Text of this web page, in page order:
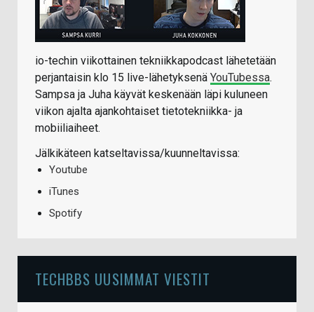
io-techin viikottainen tekniikkapodcast lähetetään
perjantaisin klo 15 live-lähetyksenä YouTubessa.
Sampsa ja Juha käyvät keskenään läpi kuluneen
viikon ajalta ajankohtaiset tietotekniikka- ja
mobiiliaiheet.
Jälkikäteen katseltavissa/kuunneltavissa:
Youtube
iTunes
Spotify
TECHBBS UUSIMMAT VIESTIT